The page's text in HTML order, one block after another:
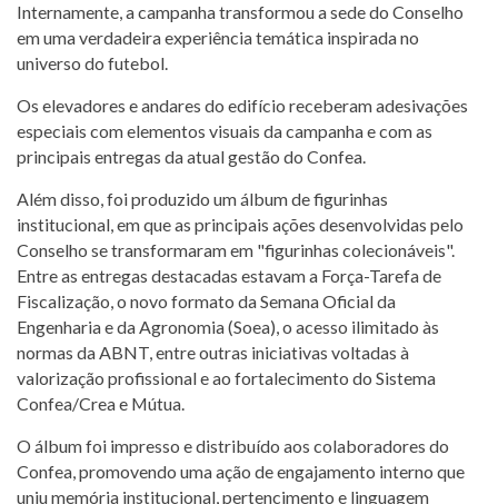
Internamente, a campanha transformou a sede do Conselho
em uma verdadeira experiência temática inspirada no
universo do futebol.
Os elevadores e andares do edifício receberam adesivações
especiais com elementos visuais da campanha e com as
principais entregas da atual gestão do Confea.
Além disso, foi produzido um álbum de figurinhas
institucional, em que as principais ações desenvolvidas pelo
Conselho se transformaram em "figurinhas colecionáveis".
Entre as entregas destacadas estavam a Força-Tarefa de
Fiscalização, o novo formato da Semana Oficial da
Engenharia e da Agronomia (Soea), o acesso ilimitado às
normas da ABNT, entre outras iniciativas voltadas à
valorização profissional e ao fortalecimento do Sistema
Confea/Crea e Mútua.
O álbum foi impresso e distribuído aos colaboradores do
Confea, promovendo uma ação de engajamento interno que
uniu memória institucional, pertencimento e linguagem